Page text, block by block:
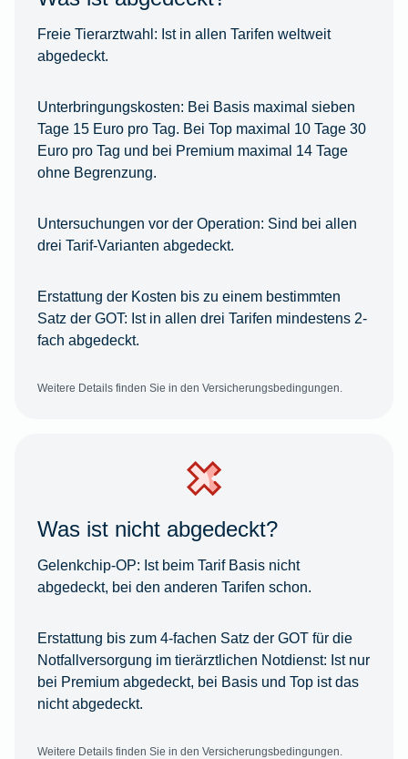
Freie Tierarztwahl: Ist in allen Tarifen weltweit
abgedeckt.
Unterbringungskosten: Bei Basis maximal sieben
Tage 15 Euro pro Tag. Bei Top maximal 10 Tage 30
Euro pro Tag und bei Premium maximal 14 Tage
ohne Begrenzung.
Untersuchungen vor der Operation: Sind bei allen
drei Tarif-Varianten abgedeckt.
Erstattung der Kosten bis zu einem bestimmten
Satz der GOT: Ist in allen drei Tarifen mindestens 2-
fach abgedeckt.
Weitere Details finden Sie in den Versicherungsbedingungen.
Was ist nicht abgedeckt?
Gelenkchip-OP: Ist beim Tarif Basis nicht
abgedeckt, bei den anderen Tarifen schon.
Erstattung bis zum 4-fachen Satz der GOT für die
Notfallversorgung im tierärztlichen Notdienst: Ist nur
bei Premium abgedeckt, bei Basis und Top ist das
nicht abgedeckt.
Weitere Details finden Sie in den Versicherungsbedingungen.